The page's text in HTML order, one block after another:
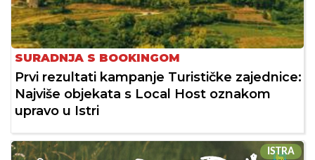
SURADNJA S BOOKINGOM
Prvi rezultati kampanje Turističke zajednice:
Najviše objekata s Local Host oznakom
upravo u Istri
ISTRA